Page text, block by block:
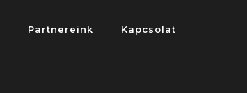
Partnereink Kapcsolat